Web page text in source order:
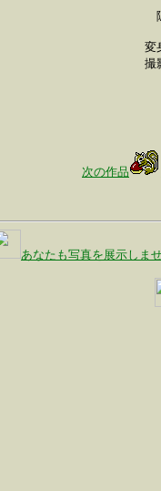
変
撮
次の作品
あなたも写真を展示しま